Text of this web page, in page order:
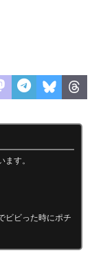
す。
ビビった時にポチ